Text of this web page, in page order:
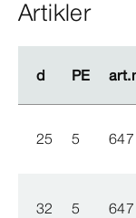
Artikler
d PE
d PE
25 5
32 5